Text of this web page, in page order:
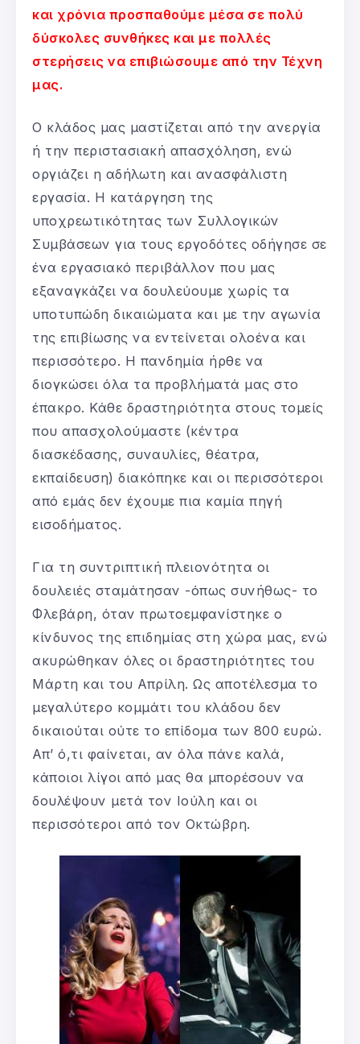
και χρόνια προσπαθούμε μέσα σε πολύ
δύσκολες συνθήκες και με πολλές
στερήσεις να επιβιώσουμε από την Τέχνη
μας.
Ο κλάδος μας μαστίζεται από την ανεργία
ή την περιστασιακή απασχόληση, ενώ
οργιάζει η αδήλωτη και ανασφάλιστη
εργασία. Η κατάργηση της
υποχρεωτικότητας των Συλλογικών
Συμβάσεων για τους εργοδότες οδήγησε σε
ένα εργασιακό περιβάλλον που μας
εξαναγκάζει να δουλεύουμε χωρίς τα
υποτυπώδη δικαιώματα και με την αγωνία
της επιβίωσης να εντείνεται ολοένα και
περισσότερο. Η πανδημία ήρθε να
διογκώσει όλα τα προβλήματά μας στο
έπακρο. Κάθε δραστηριότητα στους τομείς
που απασχολούμαστε (κέντρα
διασκέδασης, συναυλίες, θέατρα,
εκπαίδευση) διακόπηκε και οι περισσότεροι
από εμάς δεν έχουμε πια καμία πηγή
εισοδήματος.
Για τη συντριπτική πλειονότητα οι
δουλειές σταμάτησαν -όπως συνήθως- το
Φλεβάρη, όταν πρωτοεμφανίστηκε ο
κίνδυνος της επιδημίας στη χώρα μας, ενώ
ακυρώθηκαν όλες οι δραστηριότητες του
Μάρτη και του Απρίλη. Ως αποτέλεσμα το
μεγαλύτερο κομμάτι του κλάδου δεν
δικαιούται ούτε το επίδομα των 800 ευρώ.
Απ’ ό,τι φαίνεται, αν όλα πάνε καλά,
κάποιοι λίγοι από μας θα μπορέσουν να
δουλέψουν μετά τον Ιούλη και οι
περισσότεροι από τον Οκτώβρη.